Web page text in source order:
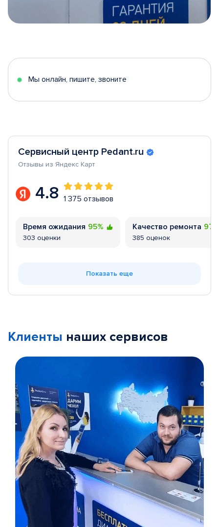
5
Мы онлайн, пишите, звоните
Сервисный центр Pedant.ru
Отзывы из Яндекс Карт
4.8 1 375 отзывов
Время ожидания 95%
303 оценки
Качество ремонта
385 оценок
Показать еще
Клиенты наших сервисов